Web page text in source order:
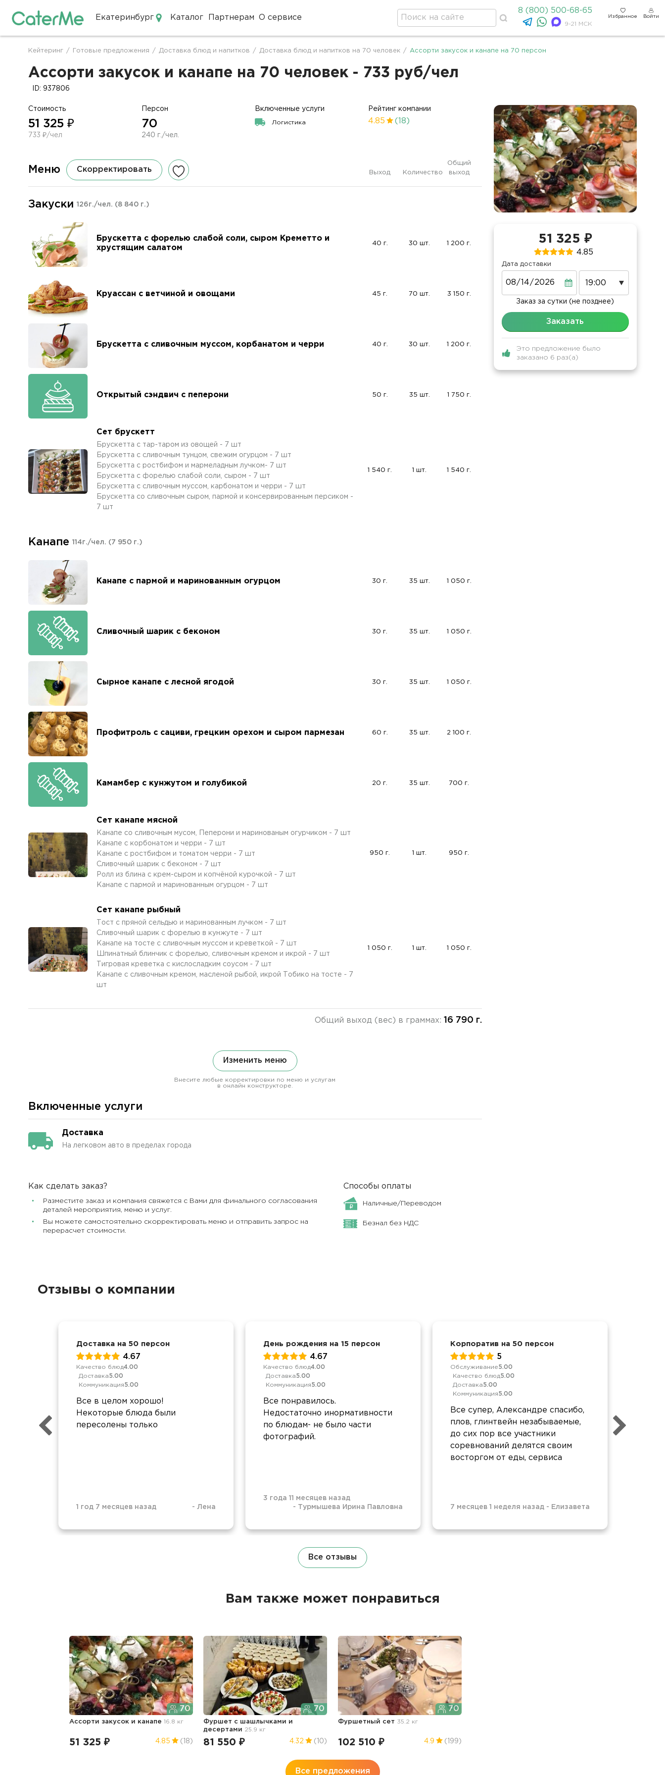
Екатеринбург Каталог Партнерам О сервисе
8 (800) 500-68-65
9-21 МСК
Избранное Войти
Строка
навигации
Кейтеринг / Готовые предложения / Доставка блюд и напитков / Доставка блюд и напитков на 70 человек / Ассорти закусок и канапе на 70 персон
Ассорти закусок и канапе на 70 человек - 733 руб/чел
ID: 937806
Стоимость
51 325 ₽
733 ₽/чел
Персон
70
240 г./чел.
Включенные услуги
Логистика
Рейтинг компании
4.85 (18)
Меню Скорректировать Выход Количество
Общий
выход
Закуски 126г./чел. (8 840 г.)
Брускетта с форелью слабой соли, сыром Креметто и
хрустящим салатом
40 г. 30 шт. 1 200 г.
Круассан с ветчиной и овощами 45 г. 70 шт. 3 150 г.
Брускетта с сливочным муссом, корбанатом и черри 40 г. 30 шт. 1 200 г.
Открытый сэндвич с пеперони 50 г. 35 шт. 1 750 г.
Сет брускетт
Брускетта с тар-таром из овощей - 7 шт
Брускетта с сливочным тунцом, свежим огурцом - 7 шт
Брускетта с ростбифом и мармеладным лучком- 7 шт
Брускетта с форелью слабой соли, сыром - 7 шт
Брускетта с сливочным муссом, карбонатом и черри - 7 шт
Брускетта со сливочным сыром, пармой и консервированным персиком -
7 шт
1 540 г. 1 шт. 1 540 г.
Канапе 114г./чел. (7 950 г.)
Канапе с пармой и маринованным огурцом 30 г. 35 шт. 1 050 г.
Сливочный шарик с беконом 30 г. 35 шт. 1 050 г.
Сырное канапе с лесной ягодой 30 г. 35 шт. 1 050 г.
Профитроль с сациви, грецким орехом и сыром пармезан 60 г. 35 шт. 2 100 г.
Камамбер с кунжутом и голубикой 20 г. 35 шт. 700 г.
Сет канапе мясной
Канапе со сливочным мусом, Пеперони и маринованым огурчиком - 7 шт
Канапе с корбонатом и черри - 7 шт
Канапе с ростбифом и томатом черри - 7 шт
Сливочный шарик с беконом - 7 шт
Ролл из блина с крем-сыром и копчёной курочкой - 7 шт
Канапе с пармой и маринованным огурцом - 7 шт
950 г. 1 шт. 950 г.
Сет канапе рыбный
Тост с пряной сельдью и маринованным лучком - 7 шт
Сливочный шарик с форелью в кунжуте - 7 шт
Канапе на тосте с сливочным муссом и креветкой - 7 шт
Шпинатный блинчик с форелью, сливочным кремом и икрой - 7 шт
Тигровая креветка с кислосладким соусом - 7 шт
Канапе с сливочным кремом, масленой рыбой, икрой Тобико на тосте - 7
шт
1 050 г. 1 шт. 1 050 г.
Общий выход (вес) в граммах: 16 790 г.
Изменить меню
Внесите любые корректировки по меню и услугам
в онлайн конструкторе.
Включенные услуги
Доставка
На легковом авто в пределах города
Как сделать заказ?
Разместите заказ и компания свяжется с Вами для финального согласования
деталей мероприятия, меню и услуг.
Вы можете самостоятельно скорректировать меню и отправить запрос на
перерасчет стоимости.
Способы оплаты
Наличные/Переводом
Безнал без НДС
51 325 ₽
4.85
Дата доставки
Заказ за сутки (не позднее)
Заказать
Это предложение было
заказано 6 раз(а)
Отзывы о компании
Доставка на 50 персон
4.67
Качество блюд4.00
Доставка5.00
Коммуникация5.00
Все в целом хорошо!
Некоторые блюда были
пересолены только
1 год 7 месяцев назад - Лена
День рождения на 15 персон
4.67
Качество блюд4.00
Доставка5.00
Коммуникация5.00
Все понравилось.
Недостаточно инормативности
по блюдам- не было части
фотографий.
3 года 11 месяцев назад
- Турмышева Ирина Павловна
Корпоратив на 50 персон
5
Обслуживание5.00
Качество блюд5.00
Доставка5.00
Коммуникация5.00
Все супер, Александре спасибо,
плов, глинтвейн незабываемые,
до сих пор все участники
соревнований делятся своим
восторгом от еды, сервиса
7 месяцев 1 неделя назад - Елизавета
Все отзывы
Вам также может понравиться
70
Ассорти закусок и канапе 16.8 кг
51 325 ₽ 4.85 (18)
70
Фуршет с шашлычками и
десертами 25.9 кг
81 550 ₽ 4.32 (10)
70
Фуршетный сет 35.2 кг
102 510 ₽ 4.9 (199)
Все предложения